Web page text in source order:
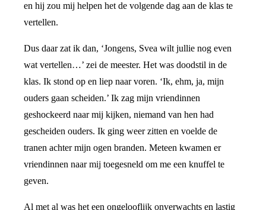
en hij zou mij helpen het de volgende dag aan de klas te
vertellen.
Dus daar zat ik dan, ‘Jongens, Svea wilt jullie nog even
wat vertellen…’ zei de meester. Het was doodstil in de
klas. Ik stond op en liep naar voren. ‘Ik, ehm, ja, mijn
ouders gaan scheiden.’ Ik zag mijn vriendinnen
geshockeerd naar mij kijken, niemand van hen had
gescheiden ouders. Ik ging weer zitten en voelde de
tranen achter mijn ogen branden. Meteen kwamen er
vriendinnen naar mij toegesneld om me een knuffel te
geven.
Al met al was het een ongelooflijk onverwachts en lastig